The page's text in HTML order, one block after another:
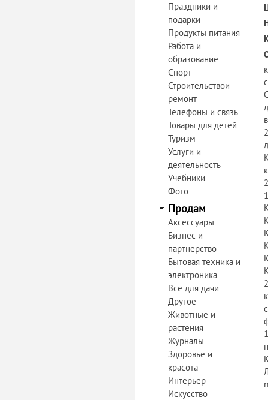
Праздники и
подарки
Продукты питания
Работа и
образование
Спорт
Строительствои
ремонт
Телефоны и связь
Товары для детей
Туризм
Услуги и
деятельность
Учебники
Фото
Продам
Аксессуары
Бизнес и
партнёрство
Бытовая техника и
электроника
Все для дачи
Другое
Животные и
растения
Журналы
Здоровье и
красота
Интерьер
Искусство